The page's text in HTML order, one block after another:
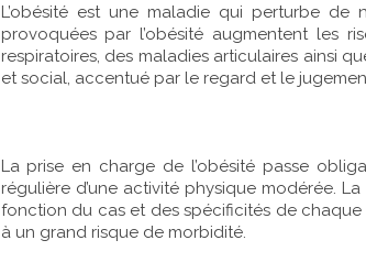
L’obésité est une maladie qui perturbe de
provoquées par l’obésité augmentent les
respiratoires, des maladies articulaires ainsi
et social, accentué par le regard et le
La prise en charge de l’obésité passe
régulière d’une activité physique modérée.
fonction du cas et des spécificités de chaque
à un grand risque de morbidité.